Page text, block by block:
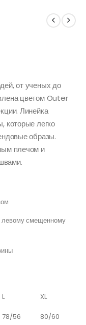
от ученых до
цветом Outer
Линейка
которые легко
образы.
плечом и
левому смещенному
L XL
78/56 80/60